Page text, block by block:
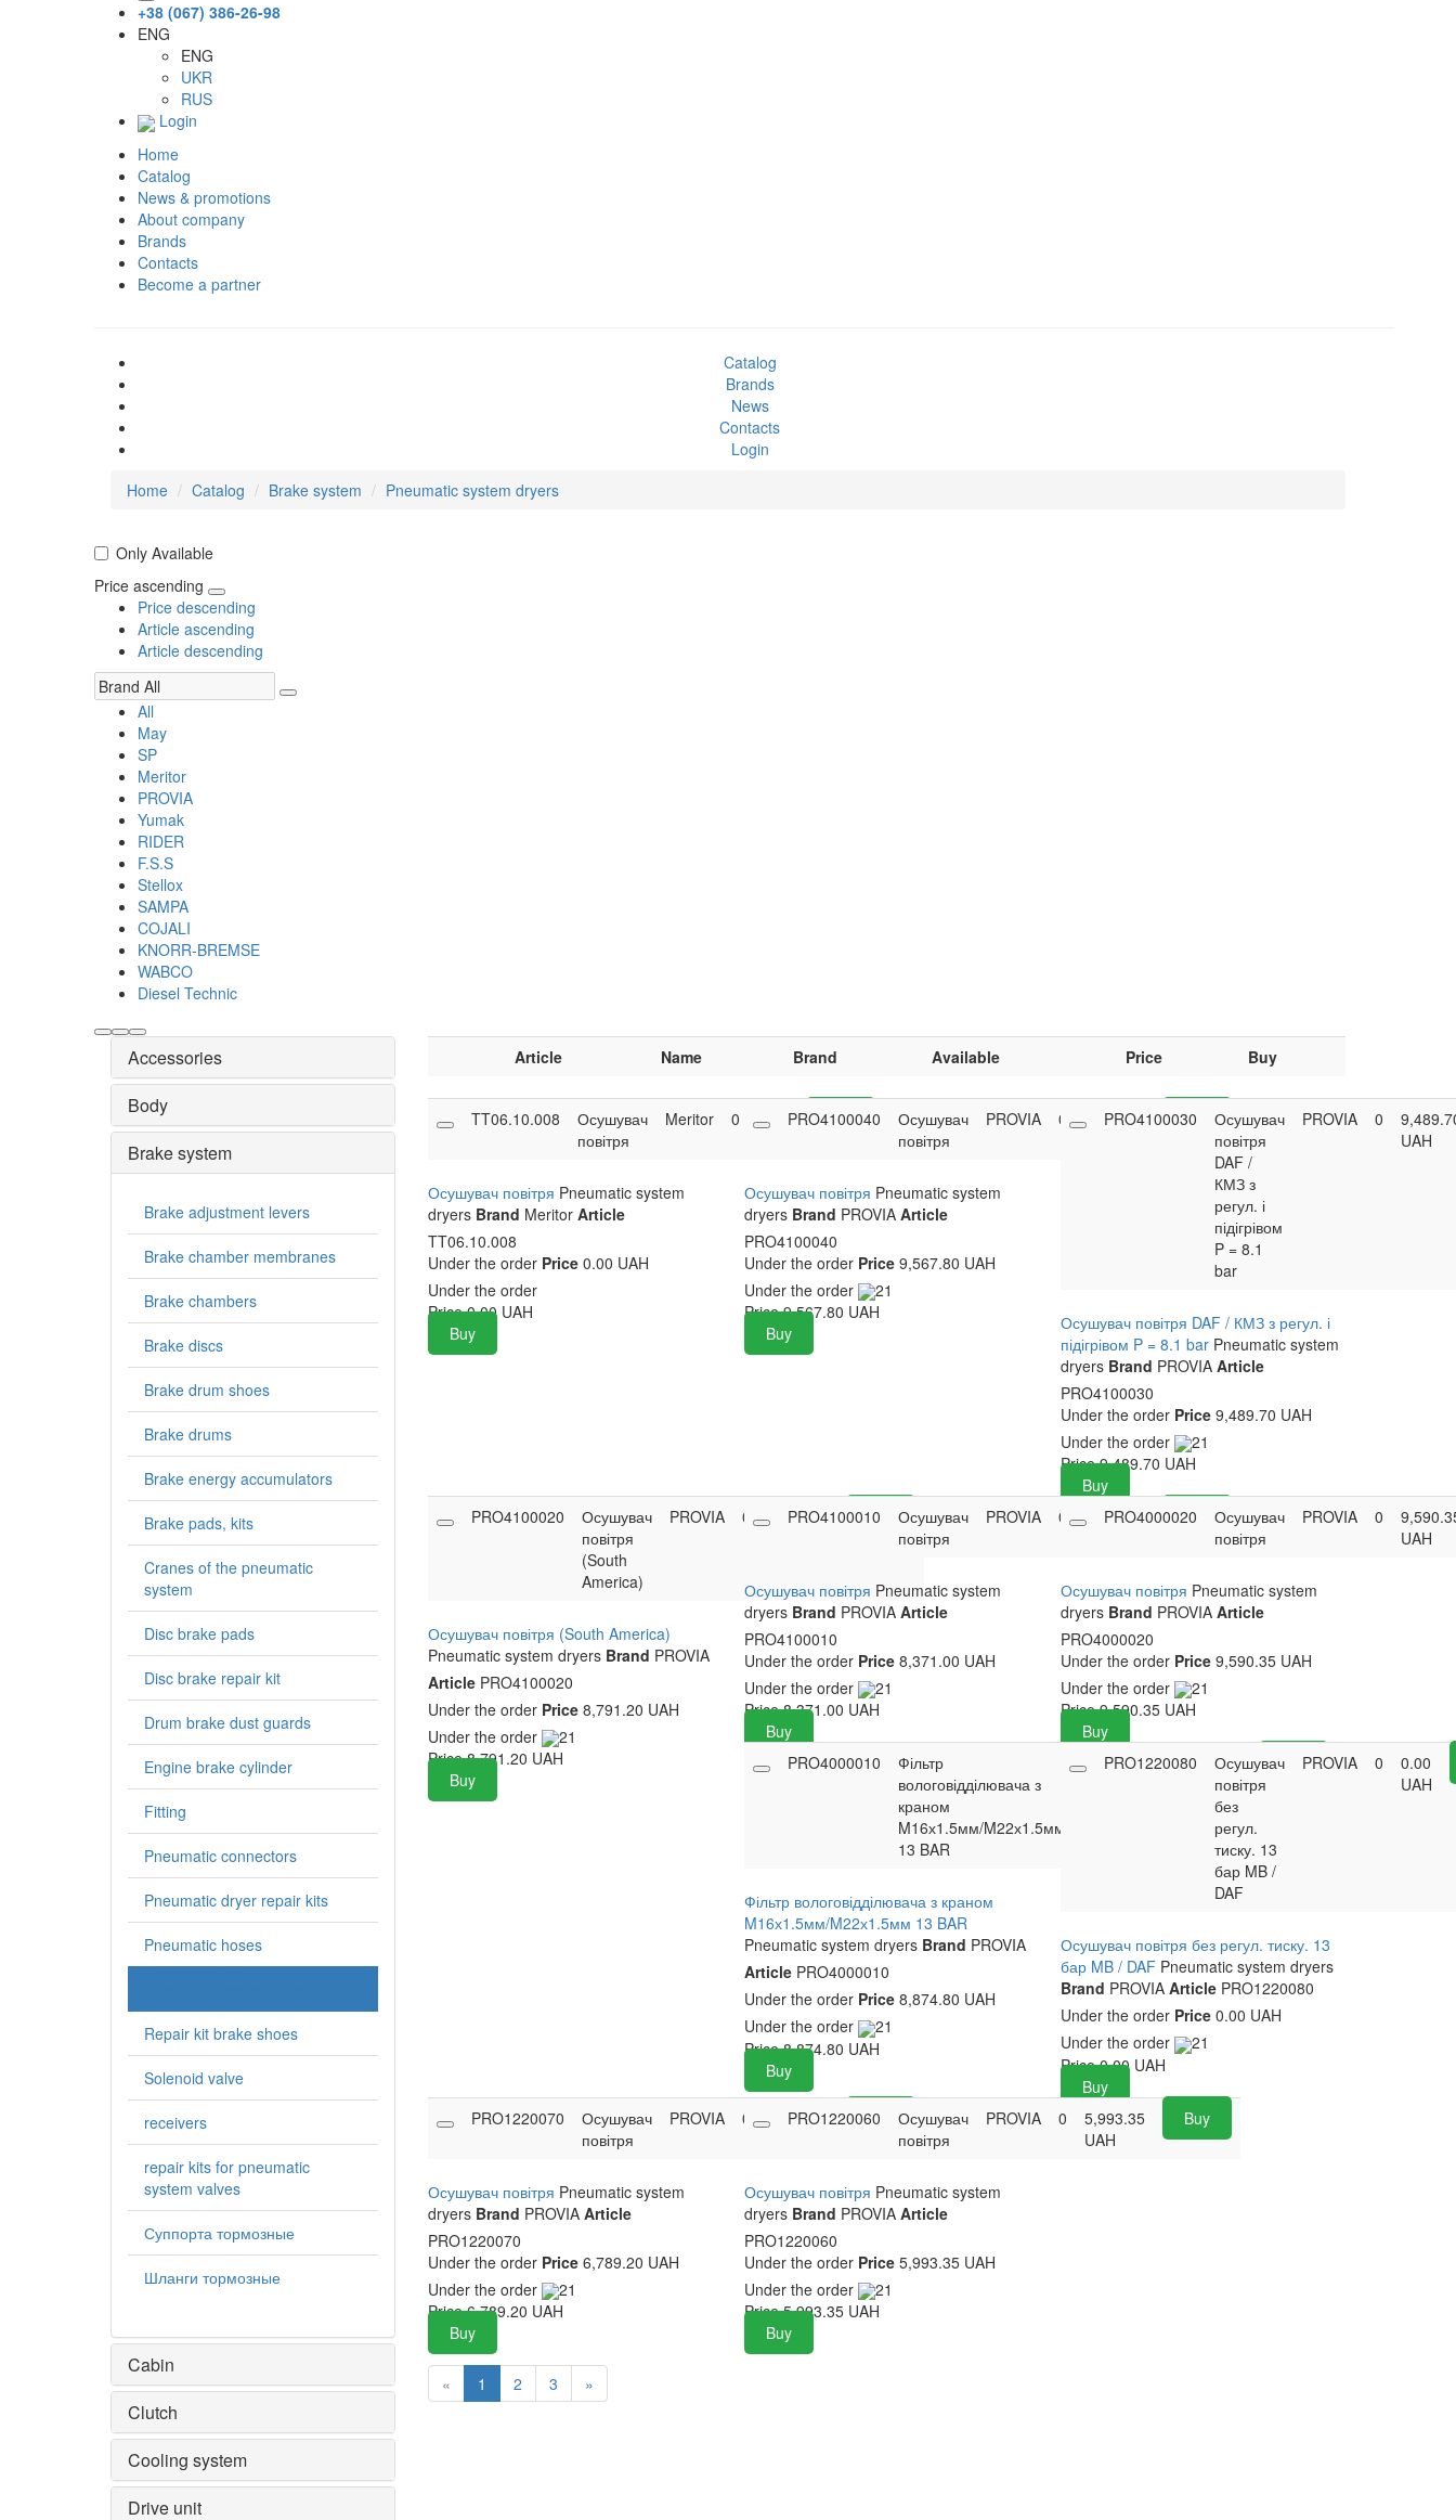
+38 (067) 386-26-98
ENG
ENG
UKR
RUS
Login
Home
Catalog
News & promotions
About company
Brands
Contacts
Become a partner
Catalog
Brands
News
Contacts
Login
Home
Catalog Brake system Pneumatic system dryers
Only Available
Price ascending
Price descending
Article ascending
Article descending
All
May
SP
Meritor
PROVIA
Yumak
RIDER
F.S.S
Stellox
SAMPA
COJALI
KNORR-BREMSE
WABCO
Diesel Technic
Accessories
Body
Brake system
Brake adjustment levers
Brake chamber membranes
Brake chambers
Brake discs
Brake drum shoes
Brake drums
Brake energy accumulators
Brake pads, kits
Cranes of the pneumatic
system
Disc brake pads
Disc brake repair kit
Drum brake dust guards
Engine brake cylinder
Fitting
Pneumatic connectors
Pneumatic dryer repair kits
Pneumatic hoses
Repair kit brake shoes
Solenoid valve
receivers
repair kits for pneumatic
system valves
Суппорта тормозные
Шланги тормозные
Cabin
Clutch
Cooling system
Drive unit
Article Name Brand Available Price Buy
TT06.10.008
Осушувач
повітря
Meritor 0
0.00
Buy
Осушувач повітря Pneumatic system
dryers Brand Meritor Article
TT06.10.008
Under the order Price0.00 UAH
Under the order
Price 0.00 UAH
Buy
PRO4100040
Осушувач
повітря
PROVIA 0
9,567.80
Buy
Осушувач повітря Pneumatic system
dryers Brand PROVIA Article
PRO4100040
Under the order Price9,567.80 UAH
Under the order
21
Price 9,567.80 UAH
Buy
PRO4100030
Осушувач
повітря
DAF /
КМЗ з
регул. і
підігрівом
P = 8.1
bar
PROVIA 0
UAH
Осушувач повітря DAF / КМЗ з регул. і
підігрівом P = 8.1 bar Pneumatic system
dryers Brand PROVIAArticle
PRO4100030
Under the order Price 9,489.70 UAH
Under the order
21
Price 9,489.70 UAH
Buy
PRO4100020
Осушувач
повітря
(South
America)
PROVIA 0
8,791.20
Buy
Осушувач повітря (South America)
Pneumatic system dryers Brand PROVIA
ArticlePRO4100020
Under the order Price8,791.20 UAH
Under the order
21
Price 8,791.20 UAH
Buy
PRO4100010
Осушувач
повітря
PROVIA 0
8,371.00
Buy
Осушувач повітря Pneumatic system
dryers Brand PROVIA Article
PRO4100010
Under the order Price8,371.00 UAH
Under the order
21
Price 8,371.00 UAH
Buy
PRO4000020
Осушувач
повітря
PROVIA 0
UAH
Осушувач повітря Pneumatic system
dryers Brand PROVIAArticle
PRO4000020
Under the order Price 9,590.35 UAH
Under the order
21
Price 9,590.35 UAH
Buy
PRO4000010
Фільтр
вологовідділювача з
краном
M16х1.5мм/M22х1.5мм
13 BAR
PROVIA 0
8,874.80
Buy
Фільтр вологовідділювача з краном
M16х1.5мм/M22х1.5мм 13 BAR
Pneumatic system dryers Brand PROVIA
ArticlePRO4000010
Under the order Price8,874.80 UAH
Under the order
21
Price 8,874.80 UAH
Buy
PRO1220080
Осушувач
повітря
без
регул.
тиску. 13
бар MB /
DAF
PROVIA 0
0.00
UAH
Осушувач повітря без регул. тиску. 13
бар MB / DAF Pneumatic system dryers
Brand PROVIAArticle PRO1220080
Under the order Price 0.00 UAH
Under the order
21
Price 0.00 UAH
Buy
PRO1220070
Осушувач
повітря
PROVIA 0
6,789.20
Buy
Осушувач повітря Pneumatic system
dryers Brand PROVIA Article
PRO1220070
Under the order Price6,789.20 UAH
Under the order
21
Price 6,789.20 UAH
Buy
PRO1220060
Осушувач
повітря
PROVIA 0
5,993.35
UAH
Buy
Осушувач повітря Pneumatic system
dryers Brand PROVIA Article
PRO1220060
Under the order Price5,993.35 UAH
Under the order
21
Price 5,993.35 UAH
Buy
« 1 2 3 »